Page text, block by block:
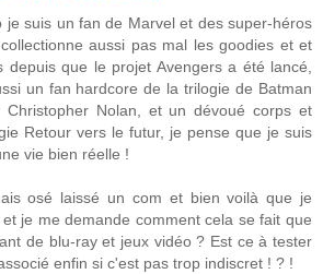
je suis un fan de Marvel et des super-héros
aussi pas mal les goodies et et
depuis que le projet Avengers a été lancé,
un fan hardcore de la trilogie de Batman
Christopher Nolan, et un dévoué corps et
Retour vers le futur, je pense que je suis
vie bien réelle !
osé laissé un com et bien voilà que je
je me demande comment cela se fait que
de blu-ray et jeux vidéo ? Est ce à tester
enfin si c'est pas trop indiscret ! ? !